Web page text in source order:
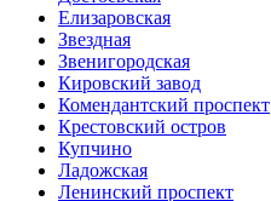
Елизаровская
Звездная
Звенигородская
Кировский завод
Комендантский проспект
Крестовский остров
Купчино
Ладожская
Ленинский проспект